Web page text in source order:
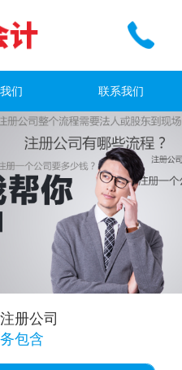
们 联系我们
册公司
包含